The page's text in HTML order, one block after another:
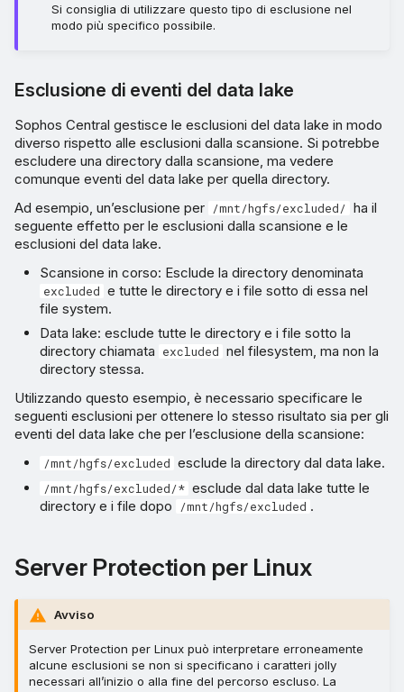
Si consiglia di utilizzare questo tipo di esclusione nel
modo più specifico possibile.
Esclusione di eventi del data lake
Sophos Central gestisce le esclusioni del data lake in modo
diverso rispetto alle esclusioni dalla scansione. Si potrebbe
escludere una directory dalla scansione, ma vedere
comunque eventi del data lake per quella directory.
Ad esempio, un’esclusione per
/mnt/hgfs/excluded/ ha il
seguente effetto per le esclusioni dalla scansione e le
esclusioni del data lake.
Scansione in corso: Esclude la directory denominata
excluded e tutte le directory e i file sotto di essa nel
file system.
Data lake: esclude tutte le directory e i file sotto la
directory chiamata
excluded nel filesystem, ma non la
directory stessa.
Utilizzando questo esempio, è necessario specificare le
seguenti esclusioni per ottenere lo stesso risultato sia per gli
eventi del data lake che per l’esclusione della scansione:
/mnt/hgfs/excluded esclude la directory dal data lake.
/mnt/hgfs/excluded/* esclude dal data lake tutte le
directory e i file dopo
/mnt/hgfs/excluded .
Server Protection per Linux
Avviso
Server Protection per Linux può interpretare erroneamente
alcune esclusioni se non si specificano i caratteri jolly
necessari all’inizio o alla fine del percorso escluso. La